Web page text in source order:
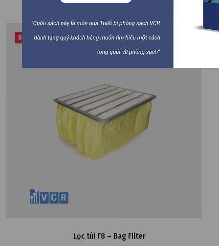
Best
Lọc túi F8 – Bag Filter